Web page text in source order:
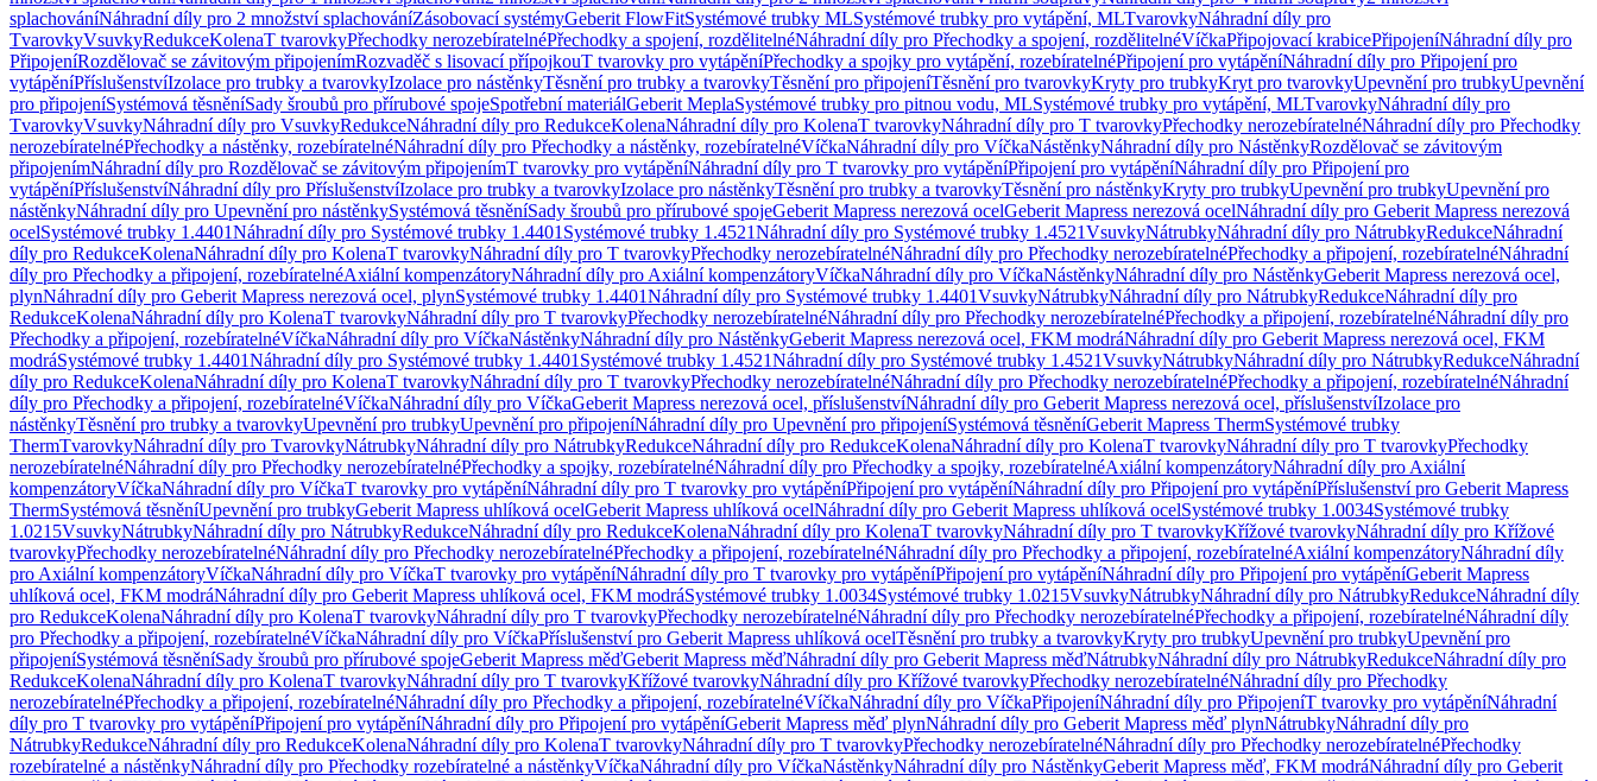
splachováníNáhradní díly pro 2 množství splachováníZásobovací systémyGeberit FlowFitSystémové trubky MLSystémové trubky pro vytápění, MLTvarovkyNáhradní díly pro
TvarovkyVsuvkyRedukceKolenaT tvarovkyPřechodky nerozebíratelnéPřechodky a spojení, rozdělitelnéNáhradní díly pro Přechodky a spojení, rozdělitelnéVíčkaPřipojovací krabicePřipojeníNáhradní díly pro
PřipojeníRozdělovač se závitovým připojenímRozvaděč s lisovací přípojkouT tvarovky pro vytápěníPřechodky a spojky pro vytápění, rozebíratelnéPřipojení pro vytápěníNáhradní díly pro Připojení pro
vytápěníPříslušenstvíIzolace pro trubky a tvarovkyIzolace pro nástěnkyTěsnění pro trubky a tvarovkyTěsnění pro připojeníTěsnění pro tvarovkyKryty pro trubkyKryt pro tvarovkyUpevnění pro trubkyUpevnění
pro připojeníSystémová těsněníSady šroubů pro přírubové spojeSpotřební materiálGeberit MeplaSystémové trubky pro pitnou vodu, MLSystémové trubky pro vytápění, MLTvarovkyNáhradní díly pro
TvarovkyVsuvkyNáhradní díly pro VsuvkyRedukceNáhradní díly pro RedukceKolenaNáhradní díly pro KolenaT tvarovkyNáhradní díly pro T tvarovkyPřechodky nerozebíratelnéNáhradní díly pro Přechodky
nerozebíratelnéPřechodky a nástěnky, rozebíratelnéNáhradní díly pro Přechodky a nástěnky, rozebíratelnéVíčkaNáhradní díly pro VíčkaNástěnkyNáhradní díly pro NástěnkyRozdělovač se závitovým
připojenímNáhradní díly pro Rozdělovač se závitovým připojenímT tvarovky pro vytápěníNáhradní díly pro T tvarovky pro vytápěníPřipojení pro vytápěníNáhradní díly pro Připojení pro
vytápěníPříslušenstvíNáhradní díly pro PříslušenstvíIzolace pro trubky a tvarovkyIzolace pro nástěnkyTěsnění pro trubky a tvarovkyTěsnění pro nástěnkyKryty pro trubkyUpevnění pro trubkyUpevnění pro
nástěnkyNáhradní díly pro Upevnění pro nástěnkySystémová těsněníSady šroubů pro přírubové spojeGeberit Mapress nerezová ocelGeberit Mapress nerezová ocelNáhradní díly pro Geberit Mapress nerezová
ocelSystémové trubky 1.4401Náhradní díly pro Systémové trubky 1.4401 Systémové trubky 1.4521Náhradní díly pro Systémové trubky 1.4521VsuvkyNátrubkyNáhradní díly pro NátrubkyRedukceNáhradní
díly pro RedukceKolenaNáhradní díly pro KolenaT tvarovkyNáhradní díly pro T tvarovkyPřechodky nerozebíratelnéNáhradní díly pro Přechodky nerozebíratelnéPřechodky a připojení, rozebíratelnéNáhradní
díly pro Přechodky a připojení, rozebíratelnéAxiální kompenzátoryNáhradní díly pro Axiální kompenzátoryVíčkaNáhradní díly pro VíčkaNástěnkyNáhradní díly pro NástěnkyGeberit Mapress nerezová ocel,
plynNáhradní díly pro Geberit Mapress nerezová ocel, plynSystémové trubky 1.4401Náhradní díly pro Systémové trubky 1.4401VsuvkyNátrubkyNáhradní díly pro NátrubkyRedukceNáhradní díly pro
RedukceKolenaNáhradní díly pro KolenaT tvarovkyNáhradní díly pro T tvarovkyPřechodky nerozebíratelnéNáhradní díly pro Přechodky nerozebíratelnéPřechodky a připojení, rozebíratelnéNáhradní díly pro
Přechodky a připojení, rozebíratelnéVíčkaNáhradní díly pro VíčkaNástěnkyNáhradní díly pro NástěnkyGeberit Mapress nerezová ocel, FKM modráNáhradní díly pro Geberit Mapress nerezová ocel, FKM
modráSystémové trubky 1.4401Náhradní díly pro Systémové trubky 1.4401 Systémové trubky 1.4521Náhradní díly pro Systémové trubky 1.4521VsuvkyNátrubkyNáhradní díly pro NátrubkyRedukceNáhradní
díly pro RedukceKolenaNáhradní díly pro KolenaT tvarovkyNáhradní díly pro T tvarovkyPřechodky nerozebíratelnéNáhradní díly pro Přechodky nerozebíratelnéPřechodky a připojení, rozebíratelnéNáhradní
díly pro Přechodky a připojení, rozebíratelnéVíčkaNáhradní díly pro VíčkaGeberit Mapress nerezová ocel, příslušenstvíNáhradní díly pro Geberit Mapress nerezová ocel, příslušenstvíIzolace pro
nástěnkyTěsnění pro trubky a tvarovkyUpevnění pro trubkyUpevnění pro připojeníNáhradní díly pro Upevnění pro připojeníSystémová těsněníGeberit Mapress ThermSystémové trubky
ThermTvarovkyNáhradní díly pro TvarovkyNátrubkyNáhradní díly pro NátrubkyRedukceNáhradní díly pro RedukceKolenaNáhradní díly pro KolenaT tvarovkyNáhradní díly pro T tvarovkyPřechodky
nerozebíratelnéNáhradní díly pro Přechodky nerozebíratelnéPřechodky a spojky, rozebíratelnéNáhradní díly pro Přechodky a spojky, rozebíratelnéAxiální kompenzátoryNáhradní díly pro Axiální
kompenzátoryVíčkaNáhradní díly pro VíčkaT tvarovky pro vytápěníNáhradní díly pro T tvarovky pro vytápěníPřipojení pro vytápěníNáhradní díly pro Připojení pro vytápěníPříslušenství pro Geberit Mapress
ThermSystémová těsněníUpevnění pro trubkyGeberit Mapress uhlíková ocelGeberit Mapress uhlíková ocelNáhradní díly pro Geberit Mapress uhlíková ocelSystémové trubky 1.0034Systémové trubky
1.0215VsuvkyNátrubkyNáhradní díly pro NátrubkyRedukceNáhradní díly pro RedukceKolenaNáhradní díly pro KolenaT tvarovkyNáhradní díly pro T tvarovkyKřížové tvarovkyNáhradní díly pro Křížové
tvarovkyPřechodky nerozebíratelnéNáhradní díly pro Přechodky nerozebíratelnéPřechodky a připojení, rozebíratelnéNáhradní díly pro Přechodky a připojení, rozebíratelnéAxiální kompenzátoryNáhradní díly
pro Axiální kompenzátoryVíčkaNáhradní díly pro VíčkaT tvarovky pro vytápěníNáhradní díly pro T tvarovky pro vytápěníPřipojení pro vytápěníNáhradní díly pro Připojení pro vytápěníGeberit Mapress
uhlíková ocel, FKM modráNáhradní díly pro Geberit Mapress uhlíková ocel, FKM modráSystémové trubky 1.0034Systémové trubky 1.0215VsuvkyNátrubkyNáhradní díly pro NátrubkyRedukceNáhradní díly
pro RedukceKolenaNáhradní díly pro KolenaT tvarovkyNáhradní díly pro T tvarovkyPřechodky nerozebíratelnéNáhradní díly pro Přechodky nerozebíratelnéPřechodky a připojení, rozebíratelnéNáhradní díly
pro Přechodky a připojení, rozebíratelnéVíčkaNáhradní díly pro VíčkaPříslušenství pro Geberit Mapress uhlíková ocelTěsnění pro trubky a tvarovkyKryty pro trubkyUpevnění pro trubkyUpevnění pro
připojeníSystémová těsněníSady šroubů pro přírubové spojeGeberit Mapress měďGeberit Mapress měďNáhradní díly pro Geberit Mapress měďNátrubkyNáhradní díly pro NátrubkyRedukceNáhradní díly pro
RedukceKolenaNáhradní díly pro KolenaT tvarovkyNáhradní díly pro T tvarovkyKřížové tvarovkyNáhradní díly pro Křížové tvarovkyPřechodky nerozebíratelnéNáhradní díly pro Přechodky
nerozebíratelnéPřechodky a připojení, rozebíratelnéNáhradní díly pro Přechodky a připojení, rozebíratelnéVíčkaNáhradní díly pro VíčkaPřipojeníNáhradní díly pro PřipojeníT tvarovky pro vytápěníNáhradní
díly pro T tvarovky pro vytápěníPřipojení pro vytápěníNáhradní díly pro Připojení pro vytápěníGeberit Mapress měď plynNáhradní díly pro Geberit Mapress měď plynNátrubkyNáhradní díly pro
NátrubkyRedukceNáhradní díly pro RedukceKolenaNáhradní díly pro KolenaT tvarovkyNáhradní díly pro T tvarovkyPřechodky nerozebíratelnéNáhradní díly pro Přechodky nerozebíratelnéPřechodky
rozebíratelné a nástěnkyNáhradní díly pro Přechodky rozebíratelné a nástěnkyVíčkaNáhradní díly pro VíčkaNástěnkyNáhradní díly pro NástěnkyGeberit Mapress měď, FKM modráNáhradní díly pro Geberit